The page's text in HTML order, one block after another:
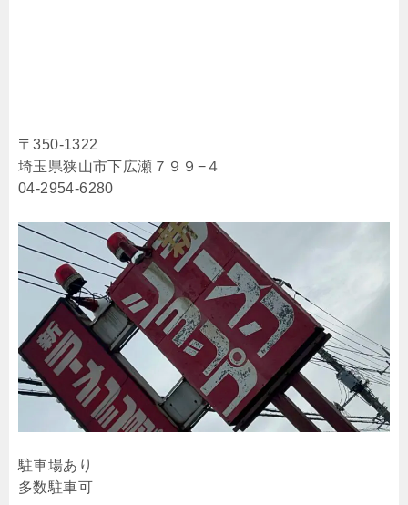
〒350-1322
埼玉県狭山市下広瀬７９９−４
04-2954-6280
駐車場あり
多数駐車可